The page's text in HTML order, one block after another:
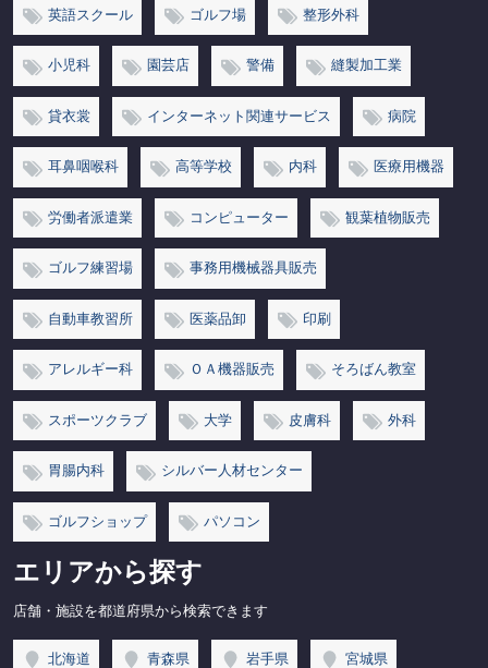
英語スクール ゴルフ場 整形外科
小児科 園芸店 警備 縫製加工業
貸衣裳 インターネット関連サービス 病院
耳鼻咽喉科 高等学校 内科 医療用機器
労働者派遣業 コンピューター 観葉植物販売
ゴルフ練習場 事務用機械器具販売
自動車教習所 医薬品卸 印刷
アレルギー科 ＯＡ機器販売 そろばん教室
スポーツクラブ 大学 皮膚科 外科
胃腸内科 シルバー人材センター
ゴルフショップ パソコン
エリアから探す
店舗・施設を都道府県から検索できます
北海道 青森県 岩手県 宮城県